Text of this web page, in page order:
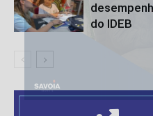
do IDEB